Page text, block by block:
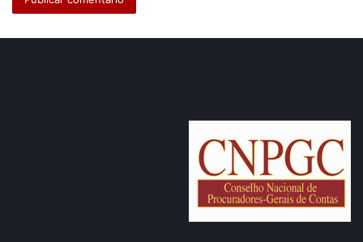
Pelo MPC, o destaque ficou por conta dos servidores:
· Talita Monica de Oliveira – 2ª colocada na categoria
· Myselena Sales Pinheiro – 4ª colocada na categoria